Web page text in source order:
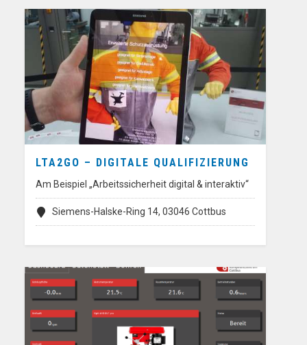
LTA2GO – DIGITALE QUALIFIZIERUNG
Am Beispiel „Arbeitssicherheit digital & interaktiv“
Siemens-Halske-Ring 14, 03046 Cottbus